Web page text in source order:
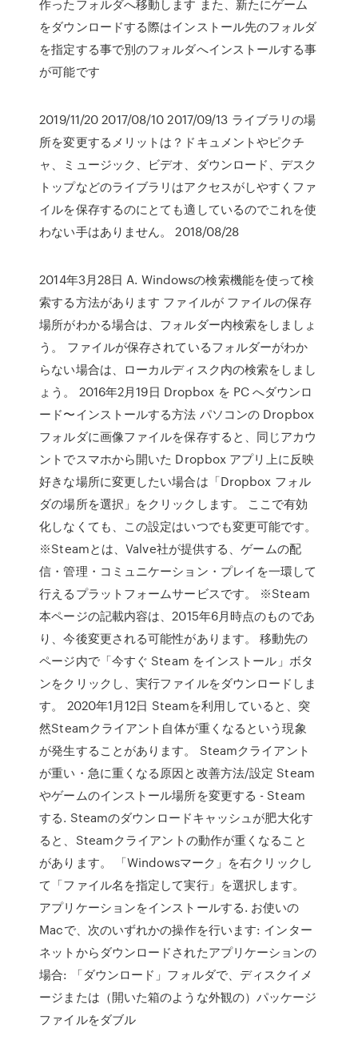
作ったフォルダへ移動します また、新たにゲーム
をダウンロードする際はインストール先のフォルダ
を指定する事で別のフォルダへインストールする事
が可能です
2019/11/20 2017/08/10 2017/09/13 ライブラリの場
所を変更するメリットは？ドキュメントやピクチ
ャ、ミュージック、ビデオ、ダウンロード、デスク
トップなどのライブラリはアクセスがしやすくファ
イルを保存するのにとても適しているのでこれを使
わない手はありません。 2018/08/28
2014年3月28日 A. Windowsの検索機能を使って検
索する方法があります ファイルが ファイルの保存
場所がわかる場合は、フォルダー内検索をしましょ
う。 ファイルが保存されているフォルダーがわか
らない場合は、ローカルディスク内の検索をしまし
ょう。 2016年2月19日 Dropbox を PC へダウンロ
ード〜インストールする方法 パソコンの Dropbox
フォルダに画像ファイルを保存すると、同じアカウ
ントでスマホから開いた Dropbox アプリ上に反映
好きな場所に変更したい場合は「Dropbox フォル
ダの場所を選択」をクリックします。 ここで有効
化しなくても、この設定はいつでも変更可能です。
※Steamとは、Valve社が提供する、ゲームの配
信・管理・コミュニケーション・プレイを一環して
行えるプラットフォームサービスです。 ※Steam
本ページの記載内容は、2015年6月時点のものであ
り、今後変更される可能性があります。 移動先の
ページ内で「今すぐ Steam をインストール」ボタ
ンをクリックし、実行ファイルをダウンロードしま
す。 2020年1月12日 Steamを利用していると、突
然Steamクライアント自体が重くなるという現象
が発生することがあります。 Steamクライアント
が重い・急に重くなる原因と改善方法/設定 Steam
やゲームのインストール場所を変更する - Steam
する. Steamのダウンロードキャッシュが肥大化す
ると、Steamクライアントの動作が重くなること
があります。 「Windowsマーク」を右クリックし
て「ファイル名を指定して実行」を選択します。
アプリケーションをインストールする. お使いの
Macで、次のいずれかの操作を行います: インター
ネットからダウンロードされたアプリケーションの
場合: 「ダウンロード」フォルダで、ディスクイメ
ージまたは（開いた箱のような外観の）パッケージ
ファイルをダブル